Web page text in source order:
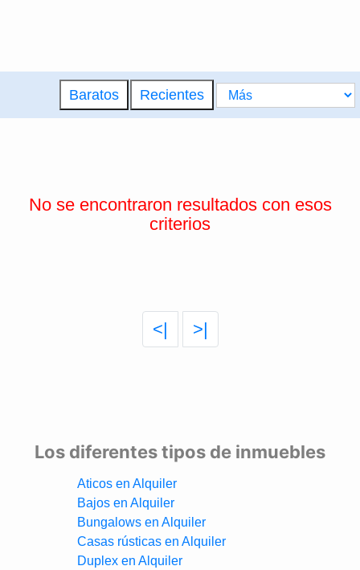
Baratos Recientes
No se encontraron resultados con esos
criterios
<| >|
Los diferentes tipos de inmuebles
Aticos en Alquiler
Bajos en Alquiler
Bungalows en Alquiler
Casas rústicas en Alquiler
Duplex en Alquiler